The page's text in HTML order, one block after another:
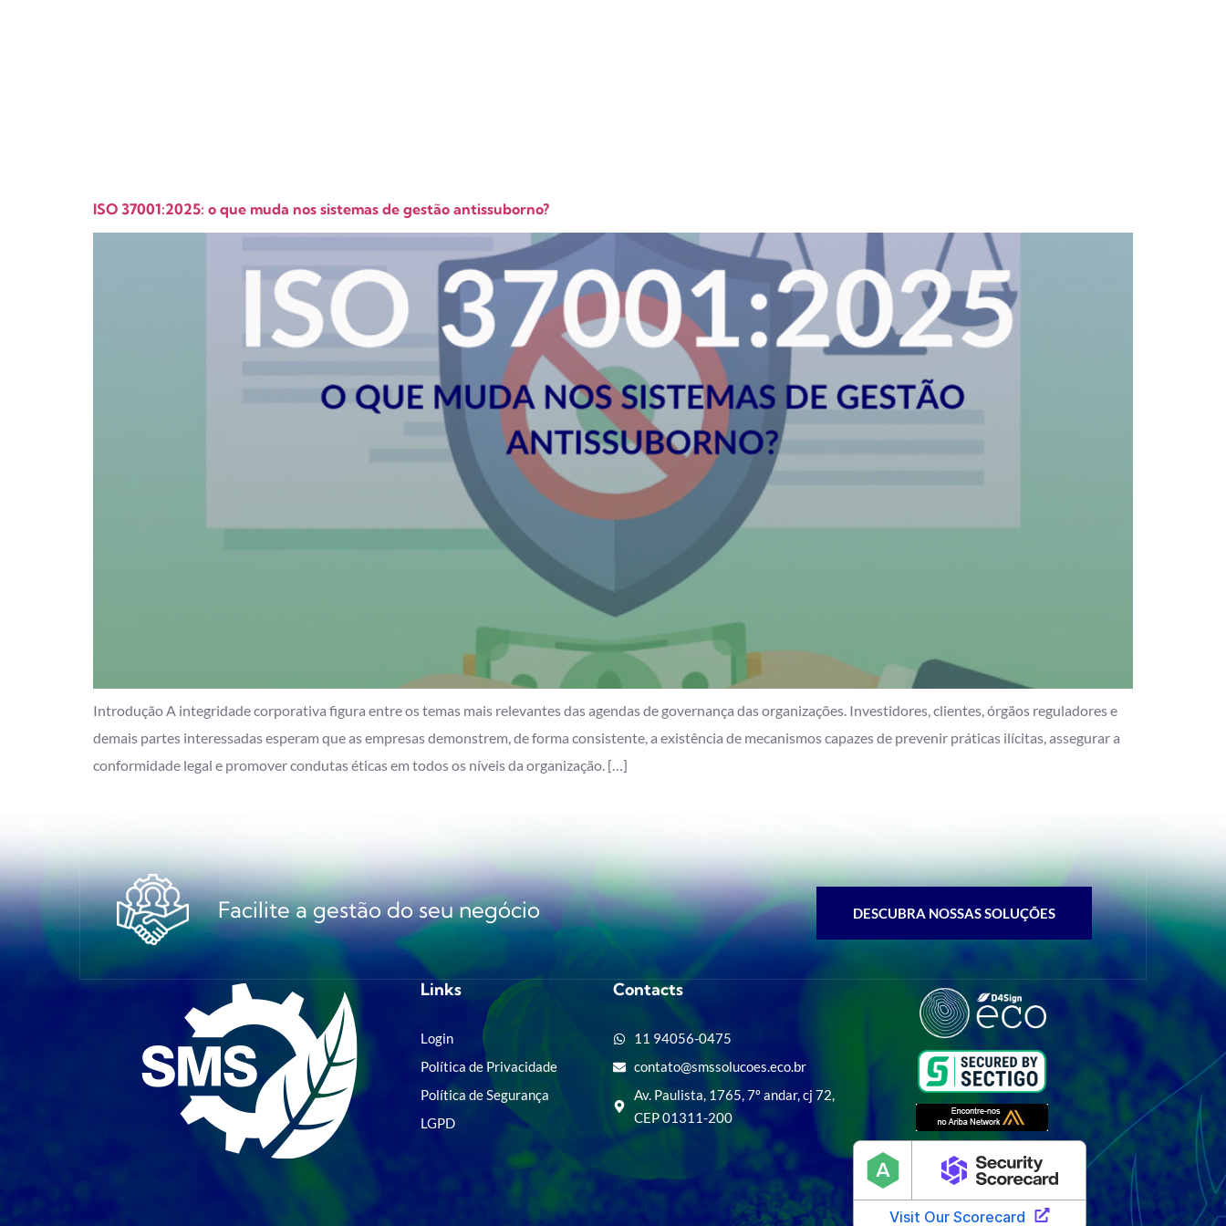
ISO 37001:2025: o que muda nos sistemas de gestão antissuborno?
Introdução A integridade corporativa figura entre os temas mais relevantes das agendas de governança das organizações. Investidores, clientes, órgãos reguladores e
demais partes interessadas esperam que as empresas demonstrem, de forma consistente, a existência de mecanismos capazes de prevenir práticas ilícitas, assegurar a
conformidade legal e promover condutas éticas em todos os níveis da organização. […]
Facilite a gestão do seu negócio DESCUBRA NOSSAS SOLUÇÕES
Links
Login
Política de Privacidade
Política de Segurança
LGPD
Contacts
11 94056-0475
contato@smssolucoes.eco.br
Av. Paulista, 1765, 7º andar, cj 72,
CEP 01311-200